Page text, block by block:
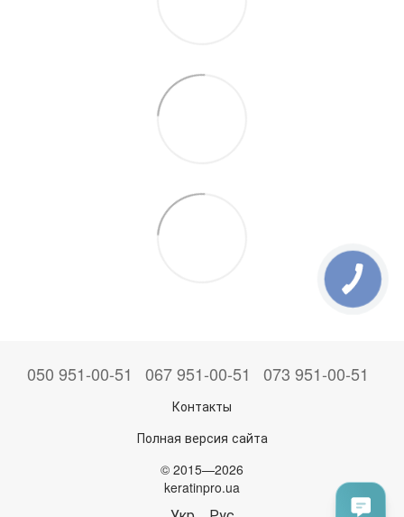
050 951-00-51 067 951-00-51 073 951-00-51
Контакты
Полная версия сайта
© 2015—2026
keratinpro.ua